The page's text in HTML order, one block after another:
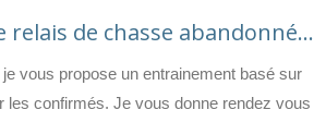
relais de chasse abandonné…
vous propose un entrainement basé sur
les confirmés. Je vous donne rendez vous